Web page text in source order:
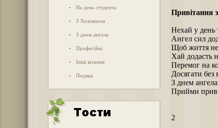
- На день студента
- З Хеловіном
- З днем ангела
- Професійні
- Інші вітання
- Подяка
Привітання
Нехай у день
Ангел сил
Щоб життя не
Хай додасть
Перемог на
Досягати без
З днем
Прийми
2